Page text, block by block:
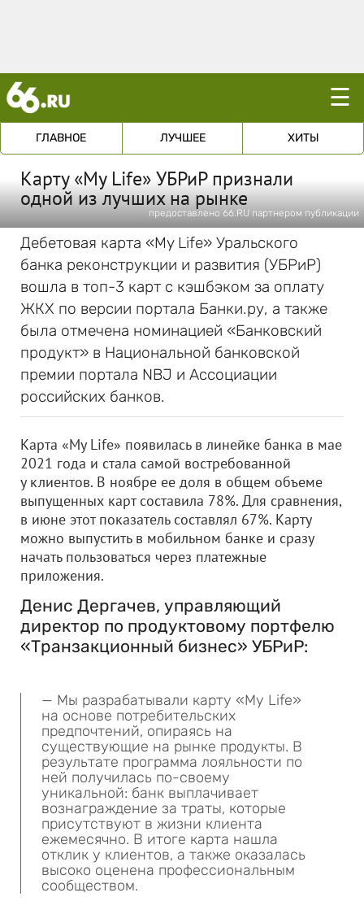
☰
ГЛАВНОЕ ЛУЧШЕЕ ХИТЫ
Карту «My Life» УБРиР признали
одной из лучших на рынке
предоставлено 66.RU партнером публикации
Дебетовая карта «My Life» Уральского
банка реконструкции и развития (УБРиР)
вошла в топ-3 карт с кэшбэком за оплату
ЖКХ по версии портала Банки.ру, а также
была отмечена номинацией «Банковский
продукт» в Национальной банковской
премии портала NBJ и Ассоциации
российских банков.
Карта «My Life» появилась в линейке банка в мае
2021 года и стала самой востребованной
у клиентов. В ноябре ее доля в общем объеме
выпущенных карт составила 78%. Для сравнения,
в июне этот показатель составлял 67%. Карту
можно выпустить в мобильном банке и сразу
начать пользоваться через платежные
приложения.
Денис Дергачев, управляющий
директор по продуктовому портфелю
«Транзакционный бизнес» УБРиР:
— Мы разрабатывали карту «My Life»
на основе потребительских
предпочтений, опираясь на
существующие на рынке продукты. В
результате программа лояльности по
ней получилась по-своему
уникальной: банк выплачивает
вознаграждение за траты, которые
присутствуют в жизни клиента
ежемесячно. В итоге карта нашла
отклик у клиентов, а также оказалась
высоко оценена профессиональным
сообществом.